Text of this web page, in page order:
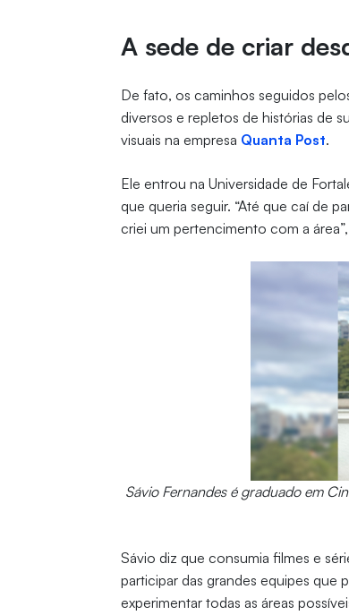
A sede de criar
De fato, os caminhos seguidos
diversos e repletos de histórias de
visuais na empresa Quanta Post.
Ele entrou na Universidade de
que queria seguir. “Até que caí de
criei um pertencimento com a
Sávio Fernandes é graduado em
Sávio diz que consumia filmes e
participar das grandes equipes
experimentar todas as áreas